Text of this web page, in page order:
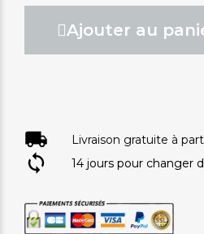
Ajouter au
Livraison gratuite à
14 jours pour changer